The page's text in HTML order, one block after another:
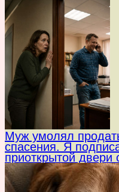
Муж умолял
спасения. Я
приоткрытой двери